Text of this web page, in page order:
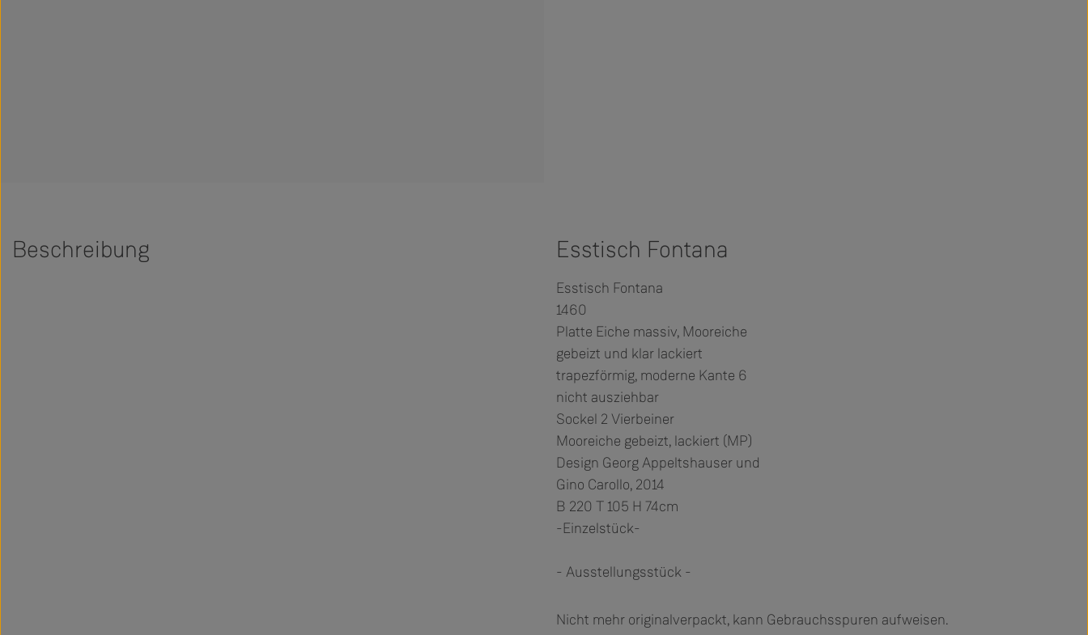
Beschreibung Esstisch Fontana
Esstisch Fontana
1460
Platte Eiche massiv, Mooreiche
gebeizt und klar lackiert
trapezförmig, moderne Kante 6
nicht ausziehbar
Sockel 2 Vierbeiner
Mooreiche gebeizt, lackiert (MP)
Design Georg Appeltshauser und
Gino Carollo, 2014
B 220 T 105 H 74cm
-Einzelstück-
- Ausstellungsstück -
Nicht mehr originalverpackt, kann Gebrauchsspuren aufweisen.